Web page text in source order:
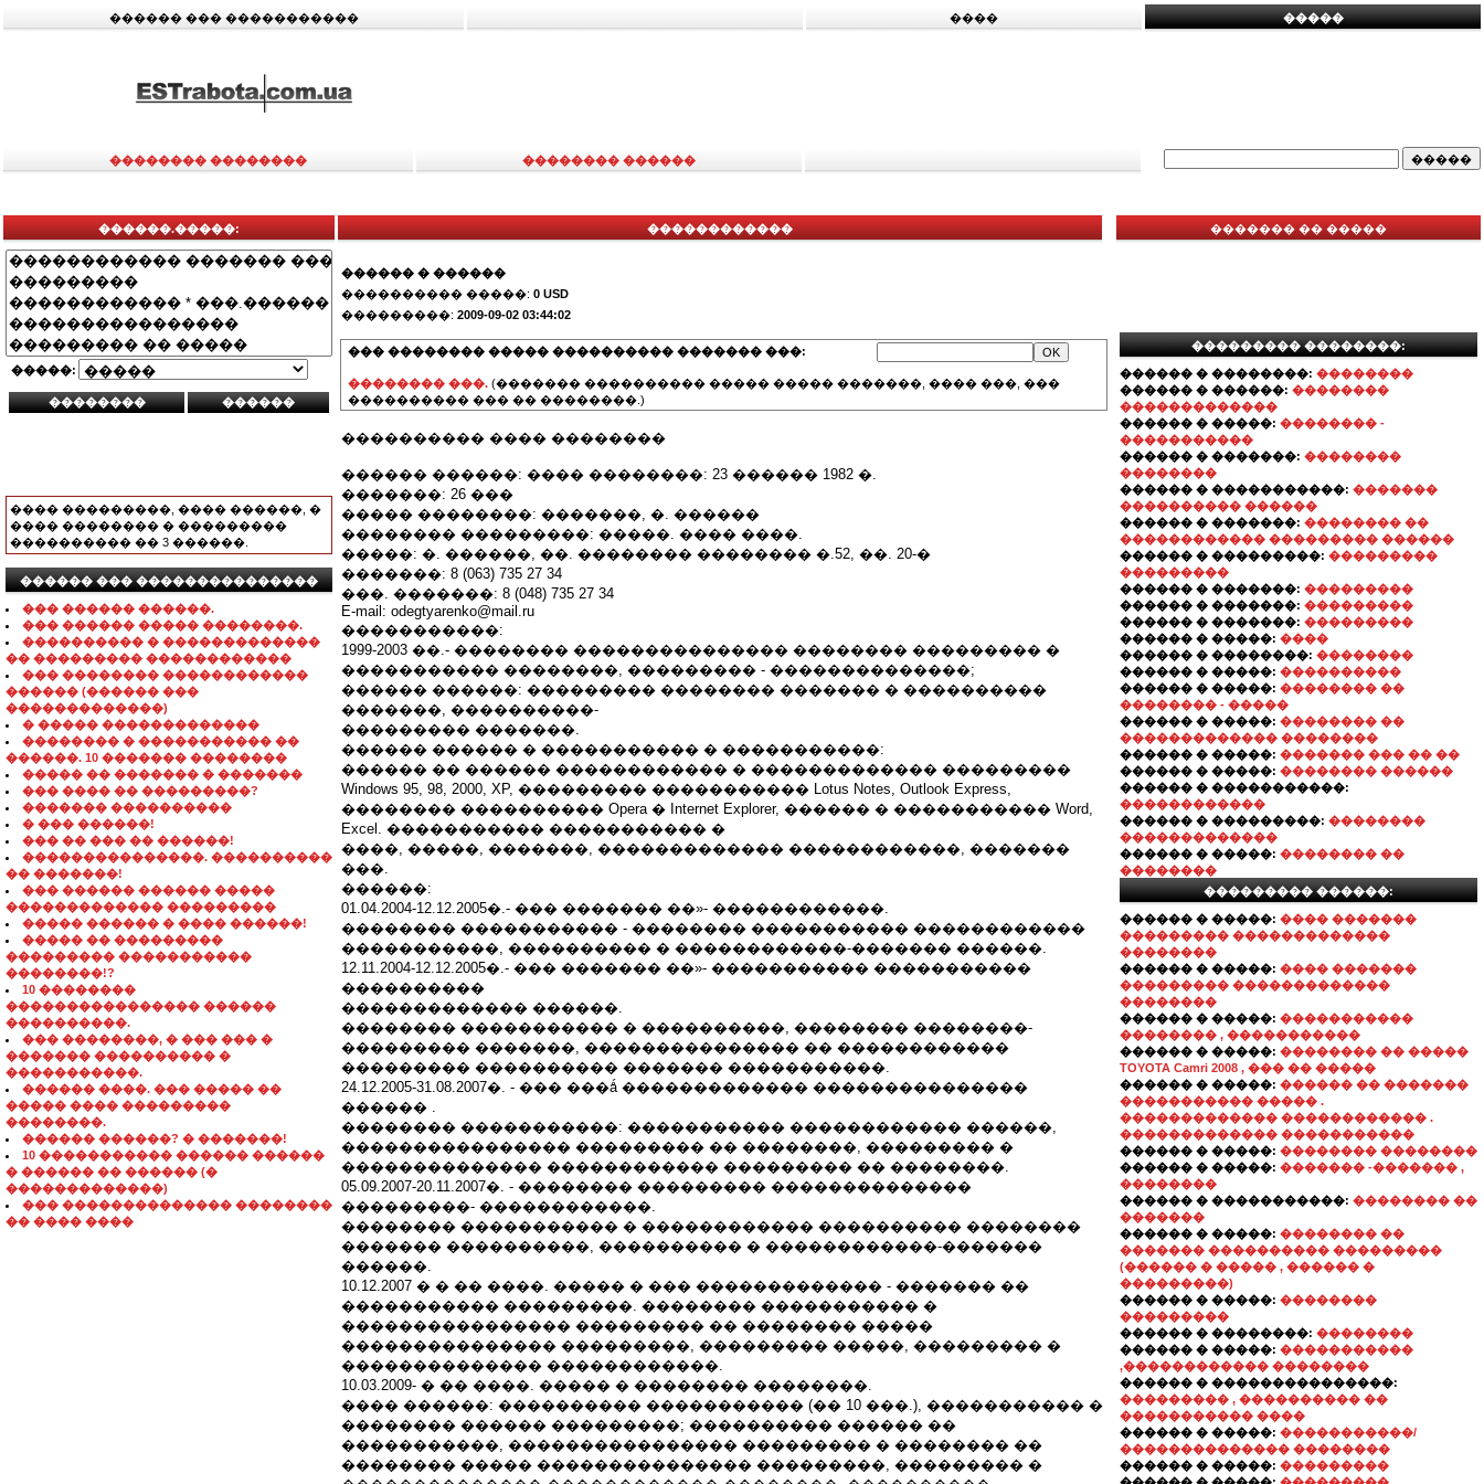
������ ��� ����������� ���� �����
�������� �������� �������� ������
������.�����:
�����:
���� ���������, ���� ������, �
���� �������� � ���������
���������� �� 3 ������.
������ ��� ���������������
��� ������ ������.
��� ������ ����� ��������.
���������� � �������������
�� ��������� ������������
��� �������� ������������
������ (������ ���
�������������)
� ����� �������������
�������� � ����������� ��
������. 10 ������� ��������
����� �� ������� � �������
��� ���� �� ���������?
������� ����������
� ��� ������!
��� �� ��� �� ������!
���������������. ����������
�� �������!
��� ������ ������ �����
������������� ���������
����� ������ � ���� ������!
����� �� ���������
��������� �����������
��������!?
10 ��������
���������������� ������
����������.
��� ��������, � ��� ��� �
������� ���������� �
�����������.
������ ����. ��� ����� ��
����� ���� ���������
��������.
������ ������? � �������!
10 ����������� ������ ������
� ������ �� ������ (�
�������������)
��� �������������� ��������
�� ���� ����
������������
������ � ������
���������� �����: 0 USD
���������: 2009-09-02 03:44:02
��� �������� ����� ���������� ������� ���:
�������� ���. (������� ���������� ����� ����� �������, ���� ���, ���
���������� ��� �� ��������.)
���������� ���� ��������
������ ������: ���� ��������: 23 ������ 1982 �.
�������: 26 ���
����� ��������: �������, �. ������
�������� ���������: �����. ���� ����.
�����: �. ������, ��. �������� �������� �.52, ��. 20-�
�������: 8 (063) 735 27 34
���. �������: 8 (048) 735 27 34
E-mail: odegtyarenko@mail.ru
�����������:
1999-2003 ��.- �������� ��������������� �������� ��������� �
����������� ��������, ��������� - ��������������;
������ ������: ��������� �������� ������� � ����������
�������, ����������-
��������� �������.
������ ������ � ����������� � �����������:
������ �� ������ ������������ � ������������� ���������
Windows 95, 98, 2000, XP, ��������� ����������� Lotus Notes, Outlook Express,
�������� ���������� Opera � Internet Explorer, ������ � ����������� Word,
Excel. ����������� ����������� �
����, �����, �������, ������������� ������������, �������
���.
������:
01.04.2004-12.12.2005�.- ��� ������� ��»- ������������.
�������� ����������� - �������� ����������� ������������
�����������, ���������� � ������������-������� ������.
12.11.2004-12.12.2005�.- ��� ������� ��»- ����������� �����������
����������
������������� ������.
�������� ����������� � ����������, �������� ��������-
��������� �������, ��������������� �� ������������
��������� ���������� ������� �����������.
24.12.2005-31.08.2007�. - ��� ���ǻ ������������� ���������������
������ .
�������� �����������: ����������� ������������ ������,
���������������� ��������� �� ��������, ��������� �
�������������� ������������ ��������� �� ��������.
05.09.2007-20.11.2007�. - �������� ��������� ��������������
���������- ������������.
�������� ����������� � ������������ ���������� ��������
������� ����������, ���������� � ������������-�������
������.
10.12.2007 � � �� ����. ����� � ��� ������������� - ������� ��
����������� ���������. �������� ����������� �
���������������� ��������� �� �������� �����
��������������� ���������, ��������� �����, ��������� �
�������������� ������������.
10.03.2009- � �� ����. ����� � �������� ��������.
���� ������: ���������� ����������� (�� 10 ���.), ����������� �
�������� ������ ���������; ���������� ������ ��
�����������, ���������������� ��������� � �������� ��
�������� ����� ��������������� ���������, ��������� �
������� �� �����
��������� ��������:
������ � ��������: ��������
������ � ������: ��������
�������������
������ � �����: �������� -
�����������
������ � �������: ��������
��������
������ � �����������: �������
���������� ������
������ � �������: �������� ��
������������ ��������� ������
������ � ���������: ���������
���������
������ � �������: ���������
������ � �������: ���������
������ � �������: ���������
������ � �����: ����
������ � ��������: ��������
������ � �����: ����������
������ � �����: �������� ��
�������� - �����
������ � �����: �������� ��
������������� ��������
������ � �����: ������� ��� �� ��
������ � �����: �������� ������
������ � �����������:
������������
������ � ���������: ��������
�������������
������ � �����: �������� ��
��������
��������� ������:
������ � �����: ���� �������
��������� �������������
��������
������ � �����: ���� �������
��������� �������������
��������
������ � �����: �����������
�������� , �����������
������ � �����: �������� �� �����
TOYOTA Camri 2008 , ��� �� �����
������ � �����: ������ �� �������
����������� ����� .
������������� ������������ .
������������� �����������
������ � �����: �������� ��������
������ � �����: ������� -������� ,
��������
������ � �����������: �������� ��
�������
������ � �����: �������� ��
������� ���������� ���������
(������ � ����� , ������ �
���������)
������ � �����: ��������
���������
������ � ��������: ��������
������ � �����: �����������
,������������ ��������
������ � ���������������:
��������� , ���������� ��
����������� ����
������ � �����: �����������/
�������������� ��������
������ � �����: ���������